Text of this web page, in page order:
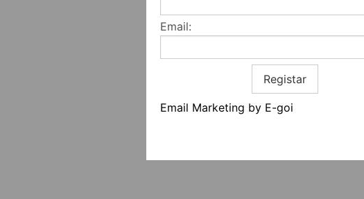
Email:
Registar
Email Marketing by E-goi